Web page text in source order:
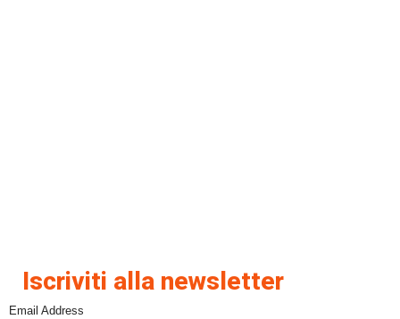
Iscriviti alla newsletter
Email Address